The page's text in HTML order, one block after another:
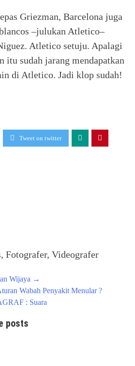
Griezman, Barcelona juga
–julukan Atletico–
Atletico setuju. Apalagi
itu sudah jarang mendapatkan
di Atletico. Jadi klop sudah!
Tweet on twitter
Fotografer, Videografer
Wijaya →
Wabah Penyakit Menular ?
: Suara
posts